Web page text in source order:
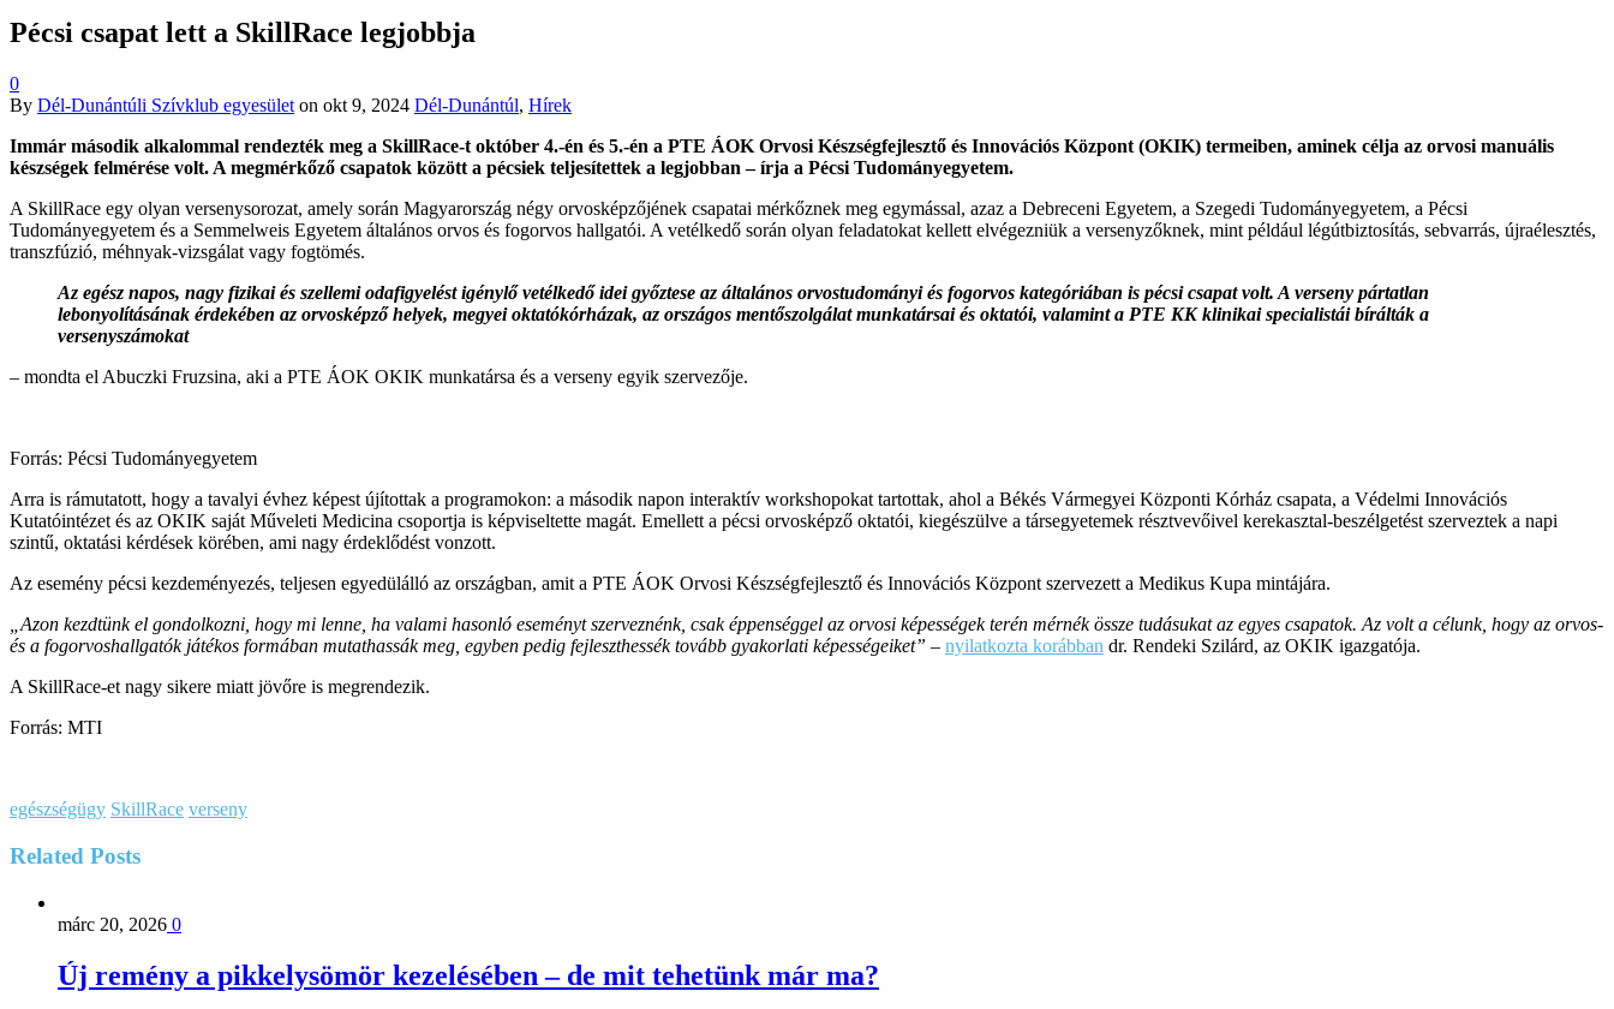
Pécsi csapat lett a SkillRace legjobbja
0
By Dél-Dunántúli Szívklub egyesület on okt 9, 2024 Dél-Dunántúl, Hírek
Immár második alkalommal rendezték meg a SkillRace-t október 4.-én és 5.-én a PTE ÁOK Orvosi Készségfejlesztő és Innovációs Központ (OKIK) termeiben, aminek célja az orvosi manuális
készségek felmérése volt. A megmérkőző csapatok között a pécsiek teljesítettek a legjobban – írja a Pécsi Tudományegyetem.
A SkillRace egy olyan versenysorozat, amely során Magyarország négy orvosképzőjének csapatai mérkőznek meg egymással, azaz a Debreceni Egyetem, a Szegedi Tudományegyetem, a Pécsi
Tudományegyetem és a Semmelweis Egyetem általános orvos és fogorvos hallgatói. A vetélkedő során olyan feladatokat kellett elvégezniük a versenyzőknek, mint például légútbiztosítás, sebvarrás, újraélesztés,
transzfúzió, méhnyak-vizsgálat vagy fogtömés.
Az egész napos, nagy fizikai és szellemi odafigyelést igénylő vetélkedő idei győztese az általános orvostudományi és fogorvos kategóriában is pécsi csapat volt. A verseny pártatlan
lebonyolításának érdekében az orvosképző helyek, megyei oktatókórházak, az országos mentőszolgálat munkatársai és oktatói, valamint a PTE KK klinikai specialistái bírálták a
versenyszámokat
– mondta el Abuczki Fruzsina, aki a PTE ÁOK OKIK munkatársa és a verseny egyik szervezője.
Forrás: Pécsi Tudományegyetem
Arra is rámutatott, hogy a tavalyi évhez képest újítottak a programokon: a második napon interaktív workshopokat tartottak, ahol a Békés Vármegyei Központi Kórház csapata, a Védelmi Innovációs
Kutatóintézet és az OKIK saját Műveleti Medicina csoportja is képviseltette magát. Emellett a pécsi orvosképző oktatói, kiegészülve a társegyetemek résztvevőivel kerekasztal-beszélgetést szerveztek a napi
szintű, oktatási kérdések körében, ami nagy érdeklődést vonzott.
Az esemény pécsi kezdeményezés, teljesen egyedülálló az országban, amit a PTE ÁOK Orvosi Készségfejlesztő és Innovációs Központ szervezett a Medikus Kupa mintájára.
„Azon kezdtünk el gondolkozni, hogy mi lenne, ha valami hasonló eseményt szerveznénk, csak éppenséggel az orvosi képességek terén mérnék össze tudásukat az egyes csapatok. Az volt a célunk, hogy az orvos-
és a fogorvoshallgatók játékos formában mutathassák meg, egyben pedig fejleszthessék tovább gyakorlati képességeiket” – nyilatkozta korábban dr. Rendeki Szilárd, az OKIK igazgatója.
A SkillRace-et nagy sikere miatt jövőre is megrendezik.
Forrás: MTI
egészségügy SkillRace verseny
Related Posts
márc 20, 2026 0
Új remény a pikkelysömör kezelésében – de mit tehetünk már ma?